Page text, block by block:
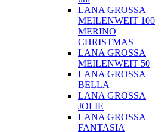
LANA GROSSA
MEILENWEIT 100
MERINO
CHRISTMAS
LANA GROSSA
MEILENWEIT 50
LANA GROSSA
BELLA
LANA GROSSA
JOLIE
LANA GROSSA
FANTASIA